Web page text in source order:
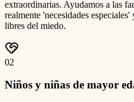
extraordinarias. Ayudamos a las
realmente 'necesidades
libres del miedo.
02
Niños y niñas de mayor